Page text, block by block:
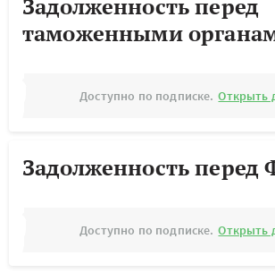
Задолженность перед
таможенными
Доступно по подписке. Открыть
Задолженность перед
Доступно по подписке. Открыть